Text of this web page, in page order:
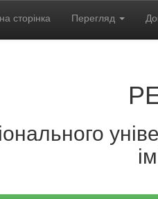
сторінка Перегляд